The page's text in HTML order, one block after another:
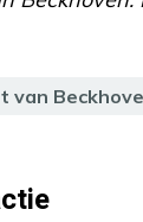
van